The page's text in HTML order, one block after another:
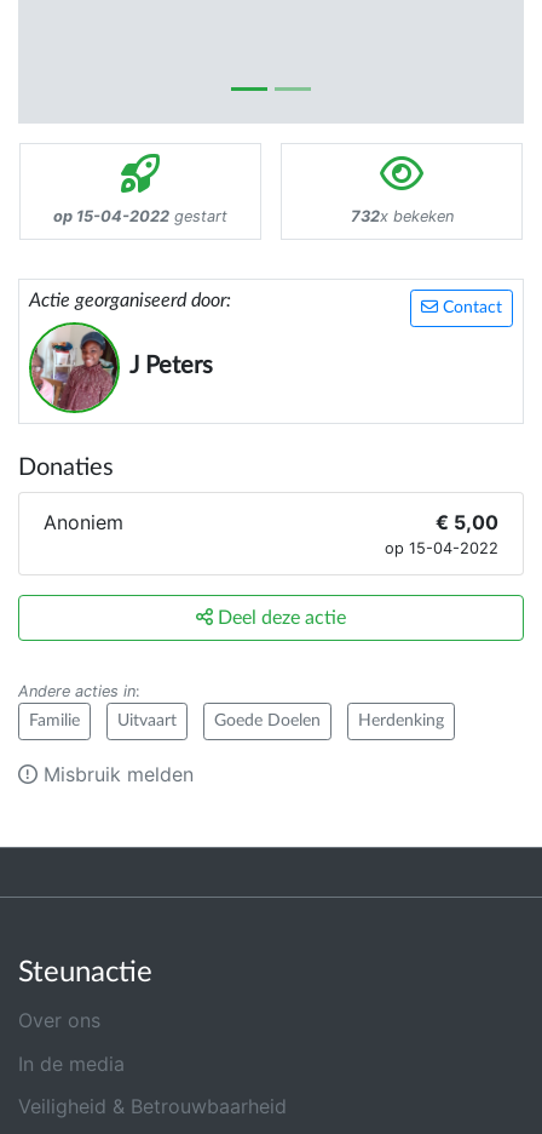
op 15-04-2022 gestart 732x bekeken
Contact
Actie georganiseerd door:
J Peters
Donaties
Anoniem € 5,00
op 15-04-2022
Deel deze actie
Andere acties in:
Familie Uitvaart Goede Doelen Herdenking
Misbruik melden
Steunactie
Over ons
In de media
Veiligheid & Betrouwbaarheid